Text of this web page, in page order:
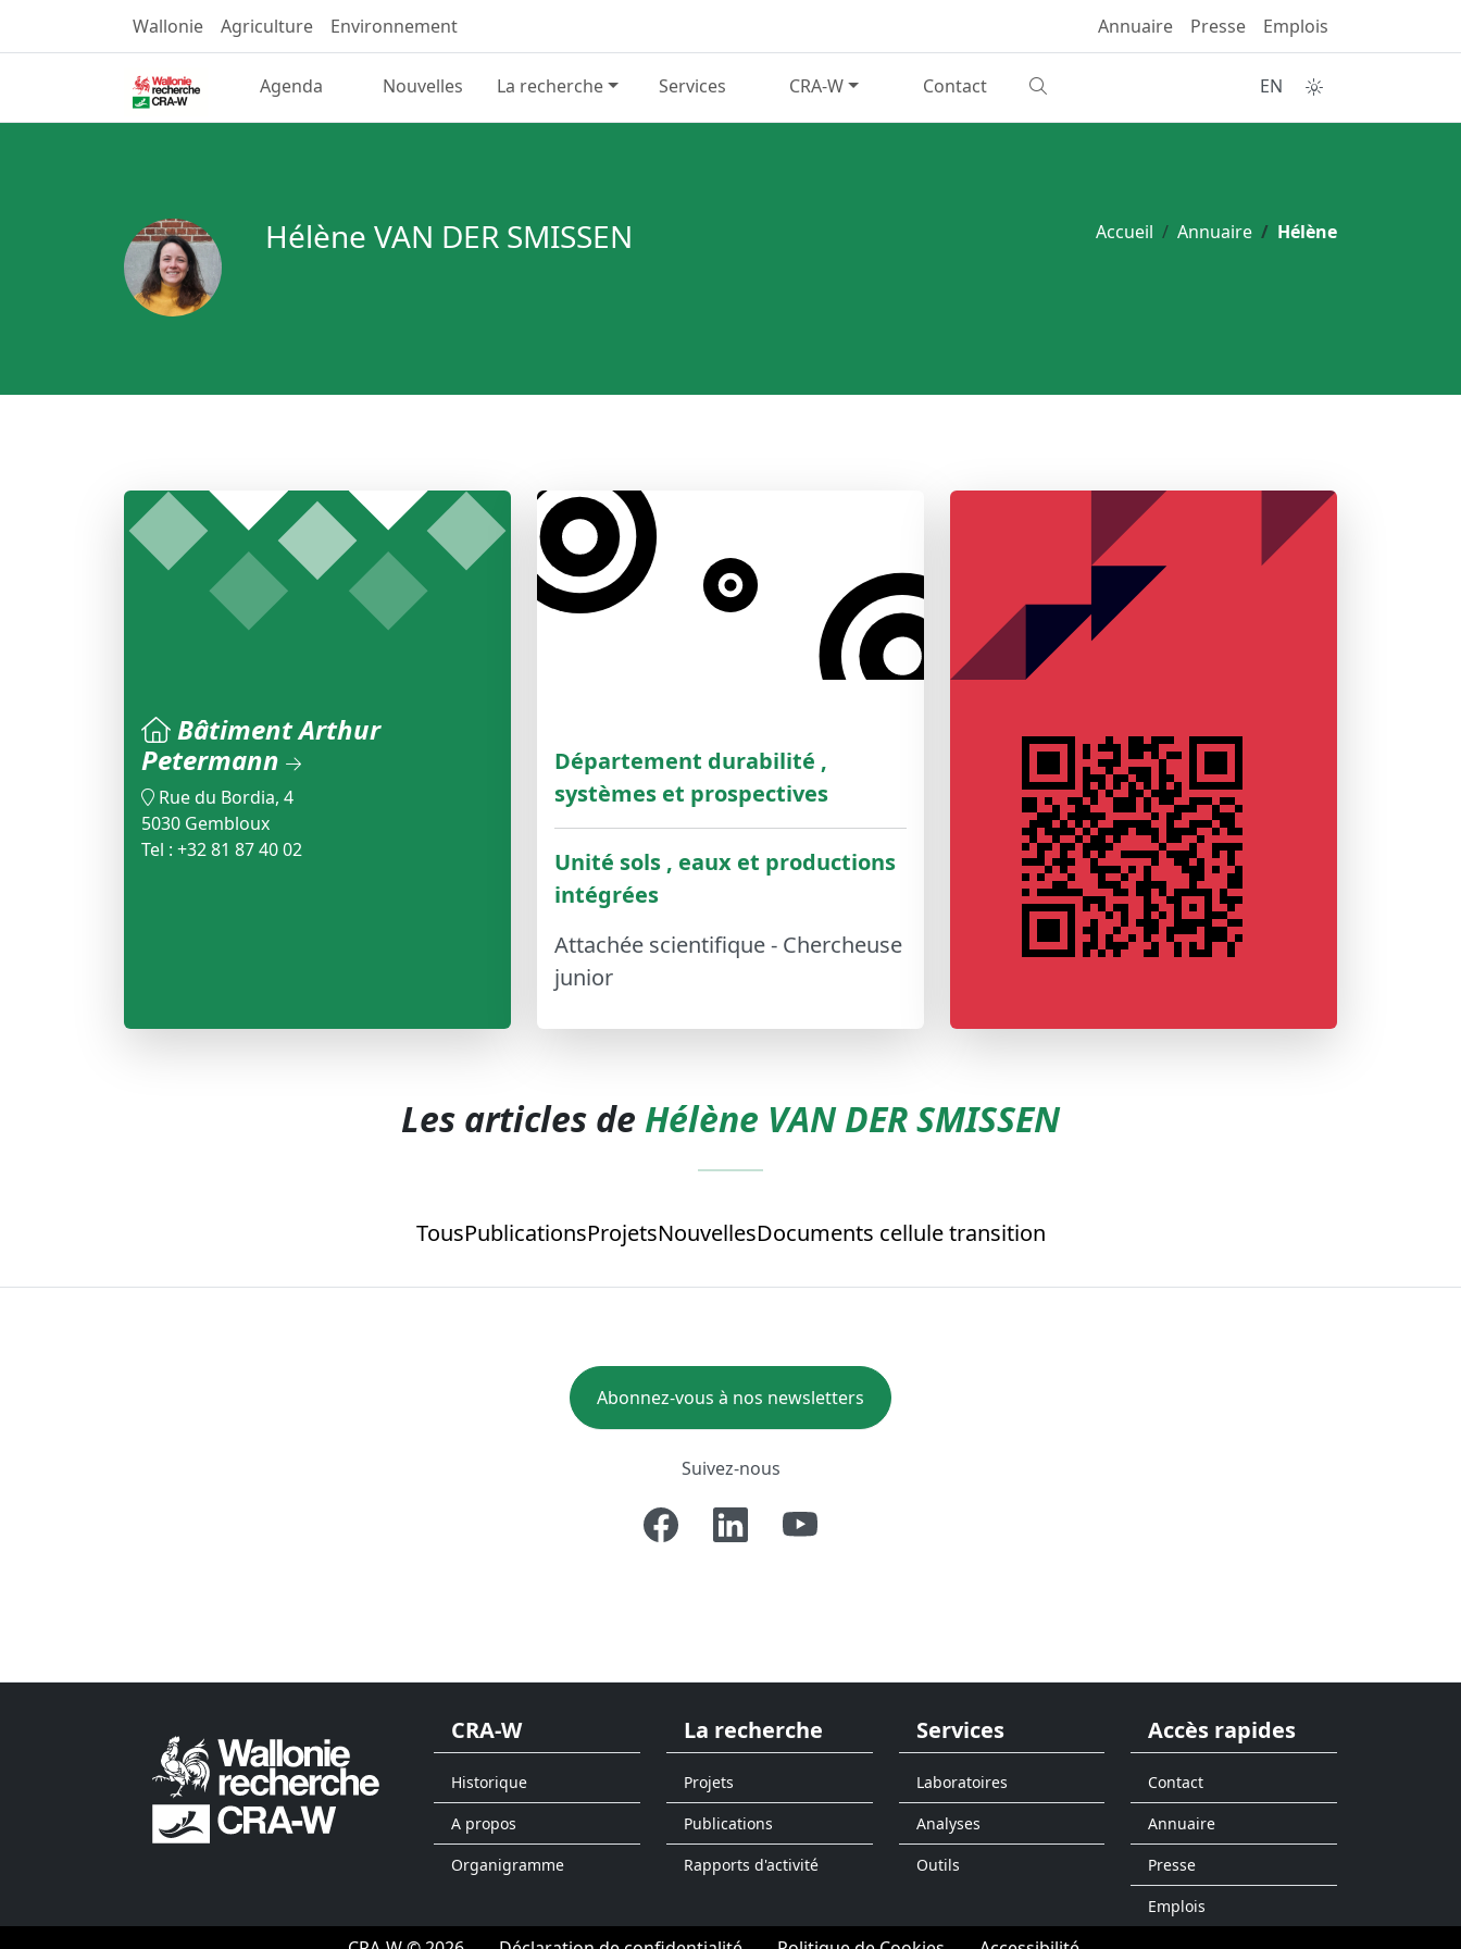
Wallonie Agriculture Environnement Annuaire Presse Emplois
Agenda Nouvelles La recherche Services CRA-W Contact EN
Accueil Annuaire Hélène
Hélène VAN DER SMISSEN
Bâtiment Arthur
Petermann
Rue du Bordia, 4
5030 Gembloux
Tel : +32 81 87 40 02
Département durabilité ,
systèmes et prospectives
Unité sols , eaux et productions
intégrées
Attachée scientifique - Chercheuse
junior
Les articles de Hélène VAN DER SMISSEN
TousPublicationsProjetsNouvellesDocuments cellule transition
Abonnez-vous à nos newsletters
Suivez-nous
CRA-W
Historique
A propos
Organigramme
La recherche
Projets
Publications
Rapports d'activité
Services
Laboratoires
Analyses
Outils
Accès rapides
Contact
Annuaire
Presse
Emplois